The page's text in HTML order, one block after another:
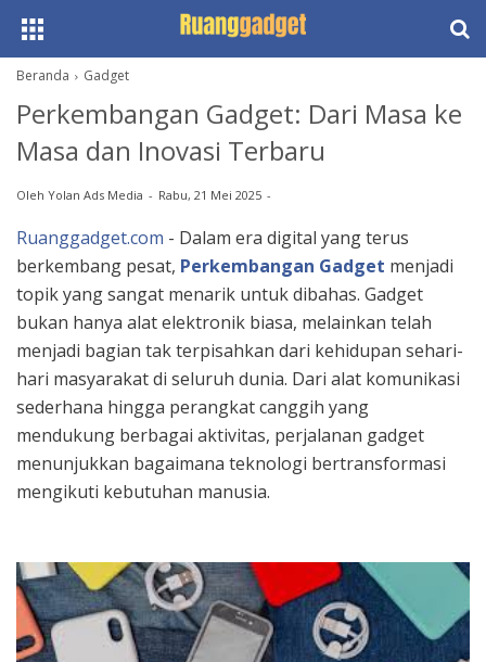
Beranda Gadget
Perkembangan Gadget: Dari Masa ke
Masa dan Inovasi Terbaru
Oleh Yolan Ads Media Rabu, 21 Mei 2025
Ruanggadget.com - Dalam era digital yang terus
berkembang pesat, Perkembangan Gadget menjadi
topik yang sangat menarik untuk dibahas. Gadget
bukan hanya alat elektronik biasa, melainkan telah
menjadi bagian tak terpisahkan dari kehidupan sehari-
hari masyarakat di seluruh dunia. Dari alat komunikasi
sederhana hingga perangkat canggih yang
mendukung berbagai aktivitas, perjalanan gadget
menunjukkan bagaimana teknologi bertransformasi
mengikuti kebutuhan manusia.